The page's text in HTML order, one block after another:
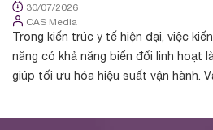
30/07/2026
CAS Media
Trong kiến trúc y tế hiện đại, việc
năng có khả năng biến đổi linh hoạt
giúp tối ưu hóa hiệu suất vận hành.